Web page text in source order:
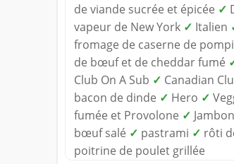
de viande sucrée et épicée ✓
vapeur de New York ✓ Italien
fromage de caserne de
de bœuf et de cheddar fumé
Club On A Sub ✓ Canadian
bacon de dinde ✓ Hero ✓
fumée et Provolone ✓
bœuf salé ✓ pastrami ✓ rôti
poitrine de poulet grillée